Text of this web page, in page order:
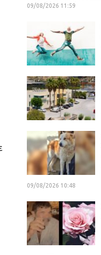
09/08/2026 11:59
09/08/2026 10:48